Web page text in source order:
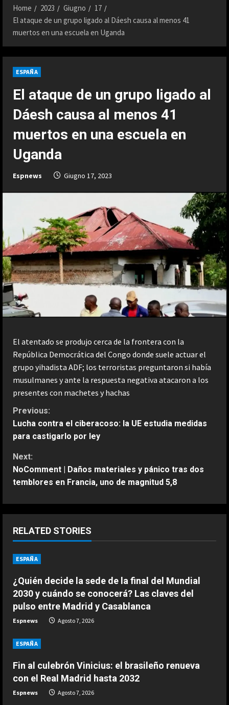
Home 2023 Giugno
17
El ataque de un grupo ligado al Dáesh causa al menos 41
muertos en una escuela en Uganda
ESPAÑA
El ataque de un grupo ligado al
Dáesh causa al menos 41
muertos en una escuela en
Uganda
Espnews Giugno 17, 2023
El atentado se produjo cerca de la frontera con la
República Democrática del Congo donde suele actuar el
grupo yihadista ADF; los terroristas preguntaron si había
musulmanes y ante la respuesta negativa atacaron a los
presentes con machetes y hachas
C
o
n
t
i
u
e
R
e
a
d
i
n
Previous:
Lucha contra el ciberacoso: la UE estudia medidas
para castigarlo por ley
Next:
NoComment | Daños materiales y pánico tras dos
temblores en Francia, uno de magnitud 5,8
RELATED STORIES
ESPAÑA
¿Quién decide la sede de la final del Mundial
2030 y cuándo se conocerá? Las claves del
pulso entre Madrid y Casablanca
Espnews Agosto 7, 2026
ESPAÑA
Fin al culebrón Vinicius: el brasileño renueva
con el Real Madrid hasta 2032
Espnews Agosto 7, 2026
2
renueva con el Real Madrid hasta
2032
3
ESPAÑA
tiene la obligación de negociar”
Agosto 7, 2026
ESPAÑA